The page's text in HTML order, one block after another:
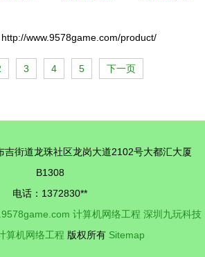
南 从
图书专
到孔夫
名优秀计算
机网络工程
师的进阶之
工程还是自
基于个人兴
景的深度解
www.9578game.com/product/
3 4 5 下一页
吉街道龙珠社区龙岗大道2102号大都汇大厦
B1308
电话：1372830**
计算机网络工程 深圳九玩科技
算机网络工程 版权所有 Sitemap